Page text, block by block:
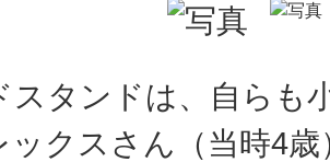
スタンドは、自らも
ックスさん（当時4